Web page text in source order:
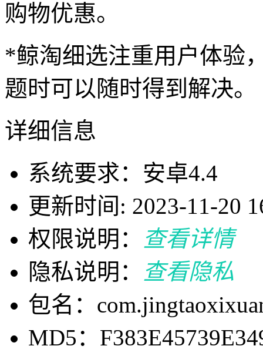
购物优惠。
*鲸淘细选注重用户体验
题时可以随时得到解决。
详细信息
系统要求：安卓4.4
更新时间: 2023-11-20
权限说明：
查看详情
隐私说明：
查看隐私
包名：
MD5：